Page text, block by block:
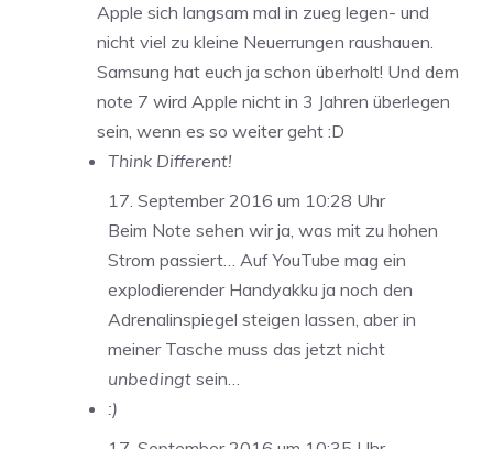
Apple sich langsam mal in zueg legen- und
nicht viel zu kleine Neuerrungen raushauen.
Samsung hat euch ja schon überholt! Und dem
note 7 wird Apple nicht in 3 Jahren überlegen
sein, wenn es so weiter geht :D
Think Different!
17. September 2016 um 10:28 Uhr
Beim Note sehen wir ja, was mit zu hohen
Strom passiert… Auf YouTube mag ein
explodierender Handyakku ja noch den
Adrenalinspiegel steigen lassen, aber in
meiner Tasche muss das jetzt nicht
unbedingt sein…
:)